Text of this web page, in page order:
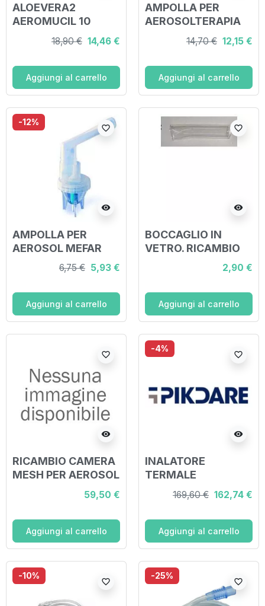
ALOEVERA2
AEROMUCIL 10
FIALE 5 ML
18,90 € 14,46 €
Aggiungi al carrello
AMPOLLA PER
AEROSOLTERAPIA
MB2 CON
BOCCAGLIO E
14,70 € 12,15 €
Aggiungi al carrello
-12%
visibility
favorite_border
AMPOLLA PER
AEROSOL MEFAR
COMPRENDENTE
6,75 € 5,93 €
Aggiungi al carrello
visibility
favorite_border
BOCCAGLIO IN
VETRO. RICAMBIO
AEROSOLTERAPIA.
SINGOLARMENTE
IN SCATOLA DI
2,90 €
Aggiungi al carrello
visibility
favorite_border
RICAMBIO CAMERA
MESH PER AEROSOL
59,50 €
Aggiungi al carrello
-4%
visibility
favorite_border
INALATORE
TERMALE
TERMALVAP
169,60 € 162,74 €
Aggiungi al carrello
-10%
favorite_border
-25%
favorite_border